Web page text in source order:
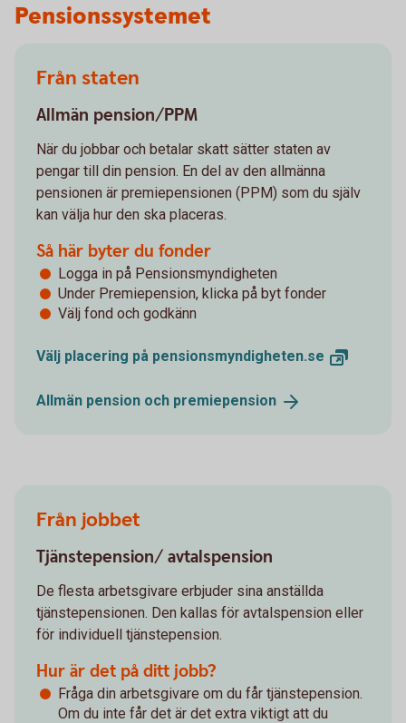
Pensionssystemet
Från staten
Allmän pension/PPM
När du jobbar och betalar skatt sätter staten av
pengar till din pension. En del av den allmänna
pensionen är premiepensionen (PPM) som du själv
kan välja hur den ska placeras.
Så här byter du fonder
Logga in på Pensionsmyndigheten
Under Premiepension, klicka på byt fonder
Välj fond och godkänn
Välj placering på pensionsmyndigheten.se
Allmän pension och premiepension
Från jobbet
Tjänstepension/ avtalspension
De flesta arbetsgivare erbjuder sina anställda
tjänstepensionen. Den kallas för avtalspension eller
för individuell tjänstepension.
Hur är det på ditt jobb?
Fråga din arbetsgivare om du får tjänstepension.
Om du inte får det är det extra viktigt att du